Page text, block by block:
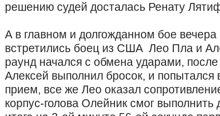
решению судей досталась Ренату
А в главном и долгожданном бое вечера
встретились боец из США Лео Пла и
раунд начался с обмена ударами, после
Алексей выполнил бросок, и
прием, все же Лео оказал
корпус-голова Олейник смог